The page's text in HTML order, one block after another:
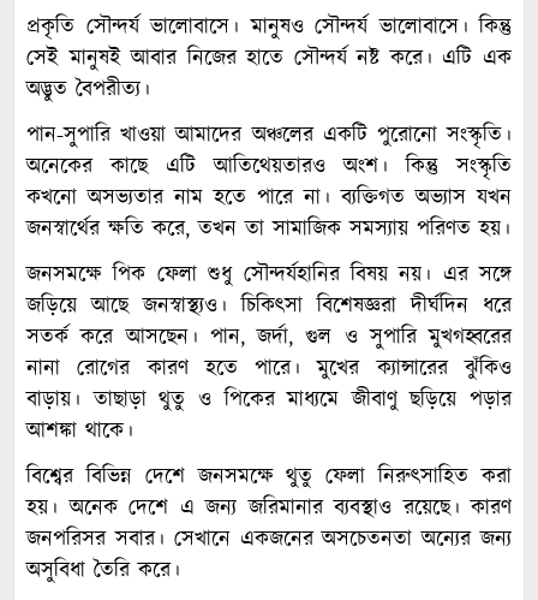
প্রকৃতি সৌন্দর্য ভালোবাসে। মানুষও সৌন্দর্য ভালোবাসে। কিন্তু
সেই মানুষই আবার নিজের হাতে সৌন্দর্য নষ্ট করে। এটি এক
অদ্ভুত বৈপরীত্য।
পান-সুপারি খাওয়া আমাদের অঞ্চলের একটি পুরোনো সংস্কৃতি।
অনেকের কাছে এটি আতিথেয়তারও অংশ। কিন্তু সংস্কৃতি
কখনো অসভ্যতার নাম হতে পারে না। ব্যক্তিগত অভ্যাস যখন
জনস্বার্থের ক্ষতি করে, তখন তা সামাজিক সমস্যায় পরিণত হয়।
জনসমক্ষে পিক ফেলা শুধু সৌন্দর্যহানির বিষয় নয়। এর সঙ্গে
জড়িয়ে আছে জনস্বাস্থ্যও। চিকিৎসা বিশেষজ্ঞরা দীর্ঘদিন ধরে
সতর্ক করে আসছেন। পান, জর্দা, গুল ও সুপারি মুখগহ্বরের
নানা রোগের কারণ হতে পারে। মুখের ক্যান্সারের ঝুঁকিও
বাড়ায়। তাছাড়া থুতু ও পিকের মাধ্যমে জীবাণু ছড়িয়ে পড়ার
আশঙ্কা থাকে।
বিশ্বের বিভিন্ন দেশে জনসমক্ষে থুতু ফেলা নিরুৎসাহিত করা
হয়। অনেক দেশে এ জন্য জরিমানার ব্যবস্থাও রয়েছে। কারণ
জনপরিসর সবার। সেখানে একজনের অসচেতনতা অন্যের জন্য
অসুবিধা তৈরি করে।